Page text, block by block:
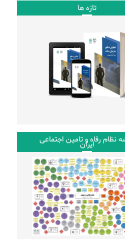
تازه ها
نظام رفاه و تامین اجتماعی
ایران